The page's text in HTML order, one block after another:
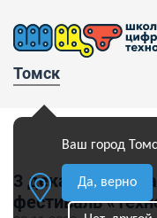
Томск
Ваш город
Да, верно
3 декабря
фестиваль